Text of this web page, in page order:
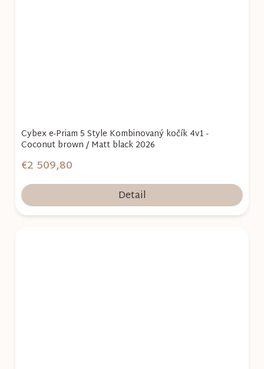
Cybex e-Priam 5 Style Kombinovaný kočík 4v1 -
Coconut brown / Matt black 2026
€2 509,80
Detail